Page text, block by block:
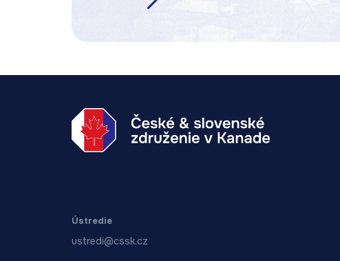
Ústredie
ustredi@cssk.cz